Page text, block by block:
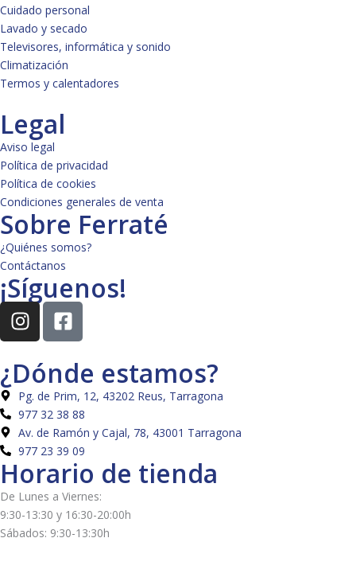
Cuidado personal
Lavado y secado
Televisores, informática y sonido
Climatización
Termos y calentadores
Legal
Aviso legal
Política de privacidad
Política de cookies
Condiciones generales de venta
Sobre Ferraté
¿Quiénes somos?
Contáctanos
¡Síguenos!
I
n
s
t
a
g
r
a
m
F
a
c
e
b
o
o
k
-
s
q
u
¿Dónde estamos?
Pg. de Prim, 12, 43202 Reus, Tarragona
977 32 38 88
Av. de Ramón y Cajal, 78, 43001 Tarragona
977 23 39 09
Horario de tienda
De Lunes a Viernes:
9:30-13:30 y 16:30-20:00h
Sábados: 9:30-13:30h